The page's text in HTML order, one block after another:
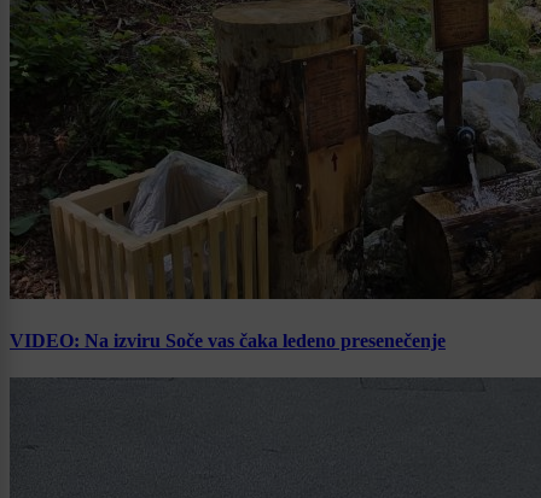
VIDEO: Na izviru Soče vas čaka ledeno presenečenje